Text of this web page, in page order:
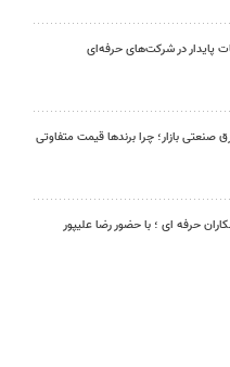
پایدار در شرکت‌های حرفه‌ای
بازار؛ چرا برندها قیمت متفاوتی
حرفه ای ؛ با حضور رضا علیپور